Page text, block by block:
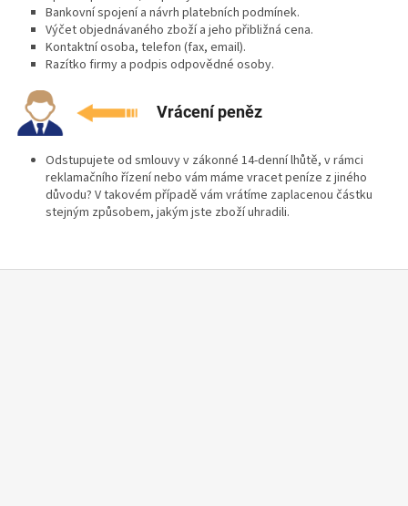
Bankovní spojení a návrh platebních podmínek.
Výčet objednávaného zboží a jeho přibližná cena.
Kontaktní osoba, telefon (fax, email).
Razítko firmy a podpis odpovědné osoby.
Vrácení peněz
Odstupujete od smlouvy v zákonné 14-denní lhůtě, v rámci
reklamačního řízení nebo vám máme vracet peníze z jiného
důvodu? V takovém případě vám vrátíme zaplacenou částku
stejným způsobem, jakým jste zboží uhradili.